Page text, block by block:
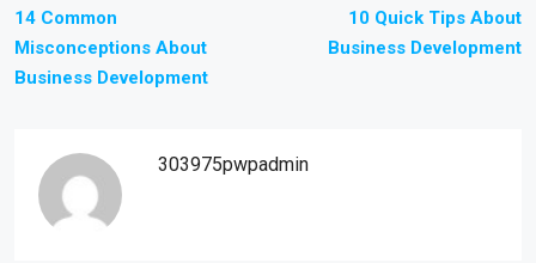
14 Common
Misconceptions About
Business Development
10 Quick Tips About
Business Development
303975pwpadmin